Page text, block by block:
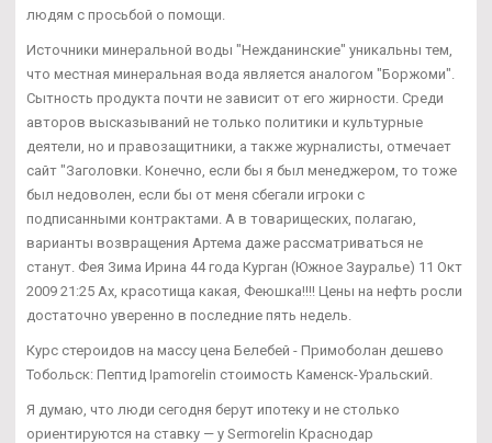
людям с просьбой о помощи.
Источники минеральной воды "Нежданинские" уникальны тем,
что местная минеральная вода является аналогом "Боржоми".
Сытность продукта почти не зависит от его жирности. Среди
авторов высказываний не только политики и культурные
деятели, но и правозащитники, а также журналисты, отмечает
сайт "Заголовки. Конечно, если бы я был менеджером, то тоже
был недоволен, если бы от меня сбегали игроки с
подписанными контрактами. А в товарищеских, полагаю,
варианты возвращения Артема даже рассматриваться не
станут. Фея Зима Ирина 44 года Курган (Южное Зауралье) 11 Окт
2009 21:25 Ах, красотища какая, Феюшка!!!! Цены на нефть росли
достаточно уверенно в последние пять недель.
Курс стероидов на массу цена Белебей - Примоболан дешево
Тобольск: Пептид Ipamorelin стоимость Каменск-Уральский.
Я думаю, что люди сегодня берут ипотеку и не столько
ориентируются на ставку — у Sermorelin Краснодар